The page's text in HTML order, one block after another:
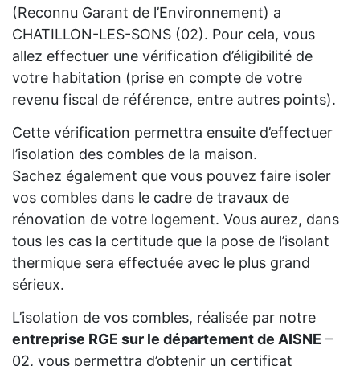
(Reconnu Garant de l’Environnement) a
CHATILLON-LES-SONS (02). Pour cela, vous
allez effectuer une vérification d’éligibilité de
votre habitation (prise en compte de votre
revenu fiscal de référence, entre autres points).
Cette vérification permettra ensuite d’effectuer
l’isolation des combles de la maison.
Sachez également que vous pouvez faire isoler
vos combles dans le cadre de travaux de
rénovation de votre logement. Vous aurez, dans
tous les cas la certitude que la pose de l’isolant
thermique sera effectuée avec le plus grand
sérieux.
L’isolation de vos combles, réalisée par notre
entreprise RGE sur le département de AISNE –
02, vous permettra d’obtenir un certificat